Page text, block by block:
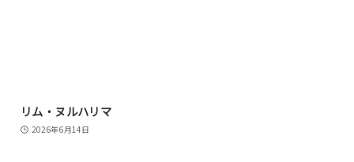
リム・ヌルハリマ
2026年6月14日